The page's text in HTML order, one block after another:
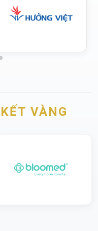
VÀNG